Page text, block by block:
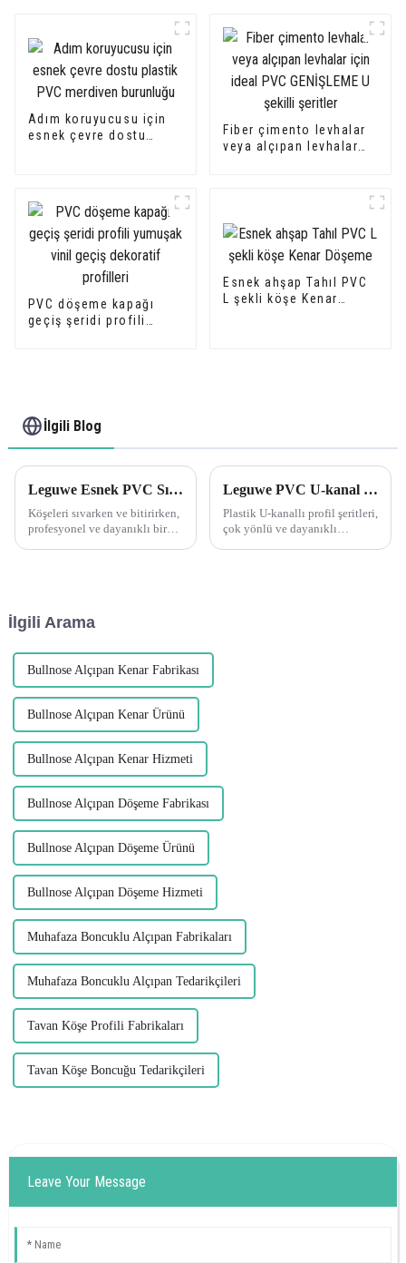
Adım koruyucusu için
esnek çevre dostu
Fiber çimento levhalar
veya alçıpan levhalar
PVC döşeme kapağı
geçiş şeridi profili
Esnek ahşap Tahıl PVC
L şekli köşe Kenar
İlgili Blog
Leguwe Esnek PVC Sıvama Köşe Profillerinin çok yönlülüğünü keşfedin
Köşeleri sıvarken ve bitirirken,
profesyonel ve dayanıklı bir
Leguwe PVC U-kanal profillerinin çok yönlülüğünü keşfedin
Plastik U-kanallı profil şeritleri,
çok yönlü ve dayanıklı
İlgili Arama
Bullnose Alçıpan Kenar Fabrikası
Bullnose Alçıpan Kenar Ürünü
Bullnose Alçıpan Kenar Hizmeti
Bullnose Alçıpan Döşeme Fabrikası
Bullnose Alçıpan Döşeme Ürünü
Bullnose Alçıpan Döşeme Hizmeti
Muhafaza Boncuklu Alçıpan Fabrikaları
Muhafaza Boncuklu Alçıpan Tedarikçileri
Tavan Köşe Profili Fabrikaları
Tavan Köşe Boncuğu Tedarikçileri
Leave Your Message